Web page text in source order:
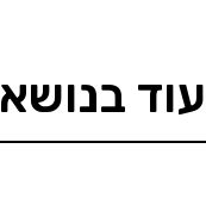
עוד בנושא